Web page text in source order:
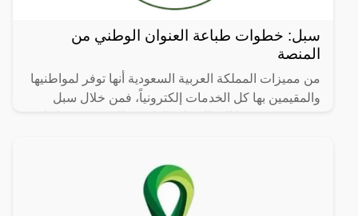
سبل: خطوات طباعة العنوان الوطني من
المنصة
من مميزات المملكة العربية السعودية أنها توفر لمواطنيها
والمقيمين بها كل الخدمات إلكترونياً، فمن خلال سبل